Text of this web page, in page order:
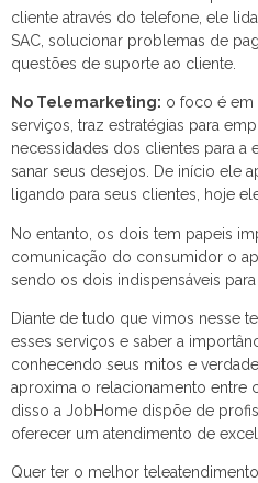
cliente através do telefone, ele
SAC, solucionar problemas de
questões de suporte ao cliente.
No Telemarketing: o foco é em
serviços, traz estratégias para
necessidades dos clientes para a
sanar seus desejos. De início ele
ligando para seus clientes, hoje
No entanto, os dois tem papeis
comunicação do consumidor o
sendo os dois indispensáveis
Diante de tudo que vimos nesse
esses serviços e saber a
conhecendo seus mitos e
aproxima o relacionamento entre
disso a JobHome dispõe de
oferecer um atendimento de
Quer ter o melhor